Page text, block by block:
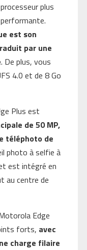
plus
est son
par une
. De plus, vous
4.0 et de 8 Go
Plus est
de 50 MP,
téléphoto de
photo à selfie à
est intégré en
au centre de
Edge
forts, avec
charge filaire